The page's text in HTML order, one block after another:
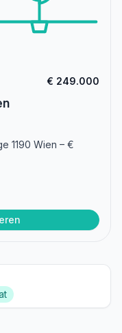
€ 249.000
1190 Wien – €